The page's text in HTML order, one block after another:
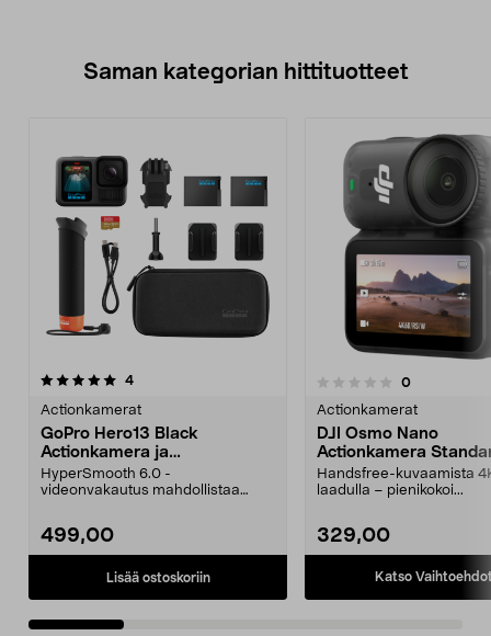
Saman kategorian hittituotteet
4arvostelut
Actionkamerat
GoPro Hero13 Black
Actionkamera ja
tarvikepaketti
HyperSmooth 6.0 -
videonvakautus mahdollistaa
499,00
Lisää ostoskoriin
0.0 viidestä
0arvostelut
Actionkamerat
DJI Osmo Nano
Actionkamera
Combo
Handsfree-kuvaamista
laadulla – pienikokoi...
329,00
Katso
0.0 viidestä